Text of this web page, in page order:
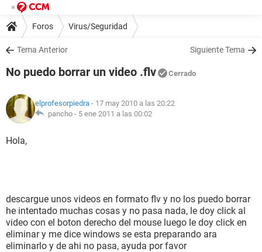
Foros Virus/Seguridad
Tema Anterior Siguiente Tema
No puedo borrar un video .flv Cerrado
elprofesorpiedra - 17 may 2010 a las 20:22
pancho - 5 ene 2011 a las 00:02
Hola,
descargue unos videos en formato flv y no los puedo borrar
he intentado muchas cosas y no pasa nada, le doy click al
video con el boton derecho del mouse luego le doy click en
eliminar y me dice windows se esta preparando ara
eliminarlo y de ahi no pasa, ayuda por favor